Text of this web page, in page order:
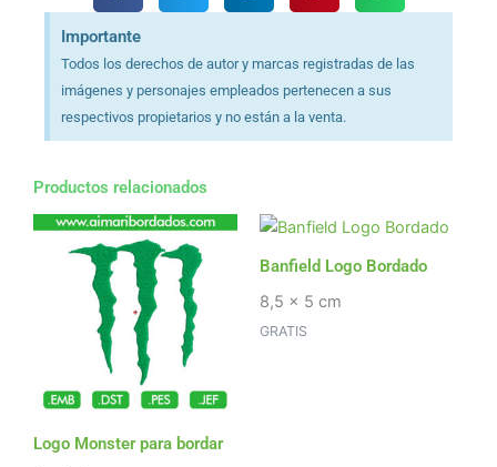
Importante
Todos los derechos de autor y marcas registradas de las
imágenes y personajes empleados pertenecen a sus
respectivos propietarios y no están a la venta.
Productos relacionados
Logo Monster para bordar
Banfield Logo Bordado
8,5 x 5 cm
GRATIS